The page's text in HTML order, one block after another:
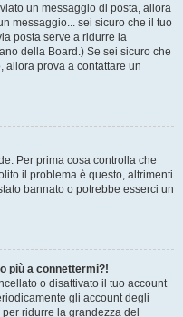
un messaggio di posta, allora
messaggio... sei sicuro che il tuo
posta serve a ridurre la
della Board.) Se sei sicuro che
allora prova a contattare un
Per prima cosa controlla che
il problema è questo, altrimenti
bannato o potrebbe esserci un
più a connettermi?!
o disattivato il tuo account
gli account degli
ridurre la grandezza del